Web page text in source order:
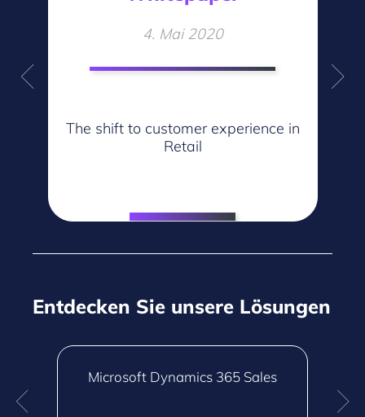
4. Mai 2020
The shift to customer experience in
Retail
Entdecken Sie unsere Lösungen
Microsoft Dynamics 365 Sales